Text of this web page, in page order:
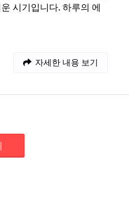
시기입니다. 하루의 에
자세한 내용 보기